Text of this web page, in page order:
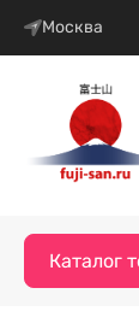
Москва
Каталог